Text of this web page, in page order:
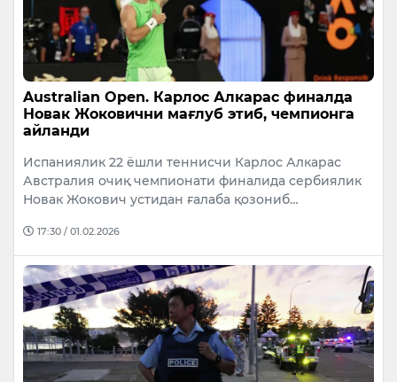
Australian Open. Карлос Алкарас финалда
Новак Жоковични мағлуб этиб, чемпионга
айланди
Испаниялик 22 ёшли теннисчи Карлос Алкарас
Австралия очиқ чемпионати финалида сербиялик
Новак Жокович устидан ғалаба қозониб…
17:30 / 01.02.2026